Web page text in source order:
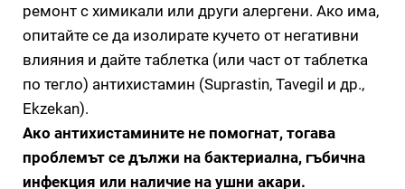
ремонт с химикали или други алергени. Ако има,
опитайте се да изолирате кучето от негативни
влияния и дайте таблетка (или част от таблетка
по тегло) антихистамин (Suprastin, Tavegil и др.,
Ekzekan).
Ако антихистамините не помогнат, тогава
проблемът се дължи на бактериална, гъбична
инфекция или наличие на ушни акари.